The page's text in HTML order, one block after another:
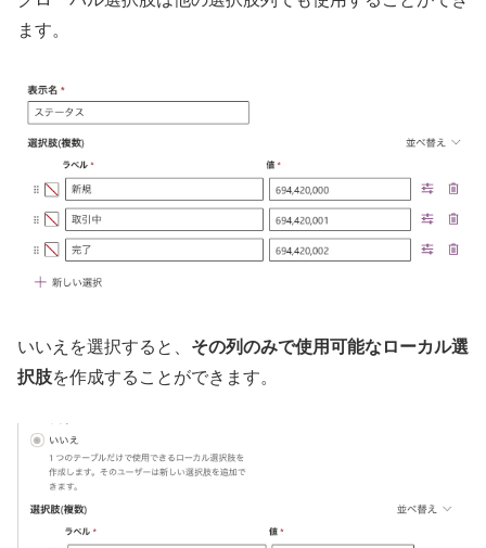
ます。
いいえを選択すると、 その列のみで使用可能なローカル選
択肢を作成することができます。